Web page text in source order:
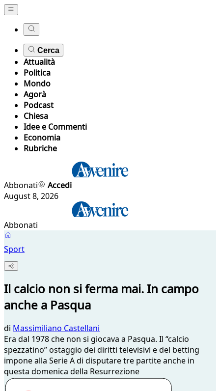
Cerca
Attualità
Politica
Mondo
Agorà
Podcast
Chiesa
Idee e Commenti
Economia
Rubriche
Abbonati
Accedi
August 8, 2026
Abbonati
Sport
Il calcio non si ferma mai. In campo
anche a Pasqua
di Massimiliano Castellani
Era dal 1978 che non si giocava a Pasqua. Il “calcio
spezzatino” ostaggio dei diritti televisivi e del betting
impone alla Serie A di disputare tre partite anche in
questa domenica della Resurrezione